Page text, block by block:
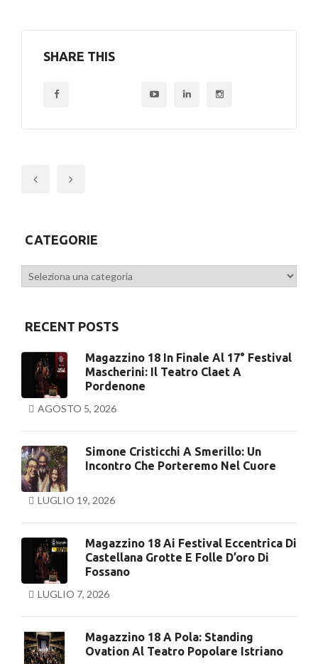
SHARE THIS
CATEGORIE
Categorie
RECENT POSTS
Magazzino 18 In Finale Al 17° Festival
Mascherini: Il Teatro Claet A
Pordenone
AGOSTO 5, 2026
Simone Cristicchi A Smerillo: Un
Incontro Che Porteremo Nel Cuore
LUGLIO 19, 2026
Magazzino 18 Ai Festival Eccentrica Di
Castellana Grotte E Folle D’oro Di
Fossano
LUGLIO 7, 2026
Magazzino 18 A Pola: Standing
Ovation Al Teatro Popolare Istriano